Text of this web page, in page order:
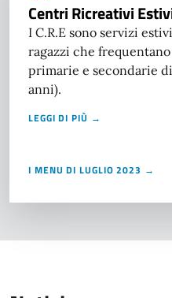
Centri Ricreativi
I C.R.E sono servizi
ragazzi che
primarie e secondarie
anni).
LEGGI DI PIÙ →
I MENU DI LUGLIO 2023 →